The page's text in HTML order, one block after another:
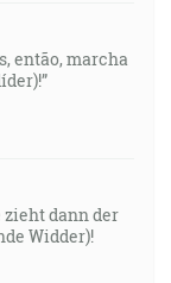
então, marcha
zieht dann der
Widder)!